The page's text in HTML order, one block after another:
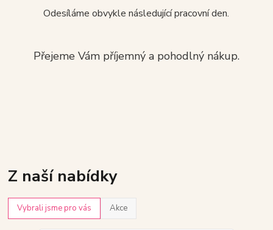
Odesíláme obvykle následující pracovní den.
Přejeme Vám příjemný a pohodlný nákup.
Z naší nabídky
Vybrali jsme pro vás Akce